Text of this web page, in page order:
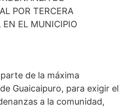
e
d
I
n
l
A
p
p
POR TERCERA
EN EL MUNICIPIO
de la máxima
Guaicaipuro, para exigir el
a la comunidad,